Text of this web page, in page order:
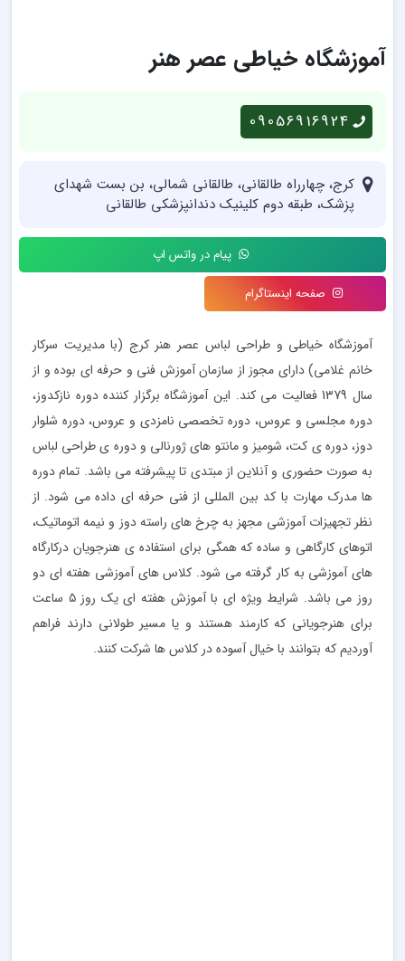
آموزشگاه خیاطی عصر هنر
09056916924
کرج، چهارراه طالقانی، طالقانی شمالی، بن بست شهدای
پزشک، طبقه دوم کلینیک دندانپزشکی طالقانی
پیام در واتس اپ
صفحه اینستاگرام
آموزشگاه خیاطی و طراحی لباس عصر هنر کرج (با مدیریت سرکار
خانم غلامی) دارای مجوز از سازمان آموزش فنی و حرفه ای بوده و از
سال 1379 فعالیت می کند. این آموزشگاه برگزار کننده دوره نازکدوز،
دوره مجلسی و عروس، دوره تخصصی نامزدی و عروس، دوره شلوار
دوز، دوره ی کت، شومیز و مانتو های ژورنالی و دوره ی طراحی لباس
به صورت حضوری و آنلاین از مبتدی تا پیشرفته می باشد. تمام دوره
ها مدرک مهارت با کد بین المللی از فنی حرفه ای داده می شود. از
نظر تجهیزات آموزشی مجهز به چرخ های راسته دوز و نیمه اتوماتیک،
اتوهای کارگاهی و ساده که همگی برای استفاده ی هنرجویان درکارگاه
های آموزشی به کار گرفته می شود.‌ کلاس های آموزشی هفته ای دو
روز می باشد. شرایط ویژه ای با آموزش هفته ای یک روز ۵ ساعت
برای هنرجویانی که کارمند هستند و یا مسیر طولانی دارند فراهم
آوردیم که بتوانند با خیال آسوده در کلاس ها شرکت کنند.